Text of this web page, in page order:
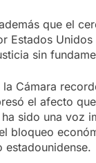
que el
Estados Unidos
sin
la Cámara
el afecto
sido una voz
bloqueo
estadounidense.